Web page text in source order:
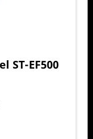
ST-EF500